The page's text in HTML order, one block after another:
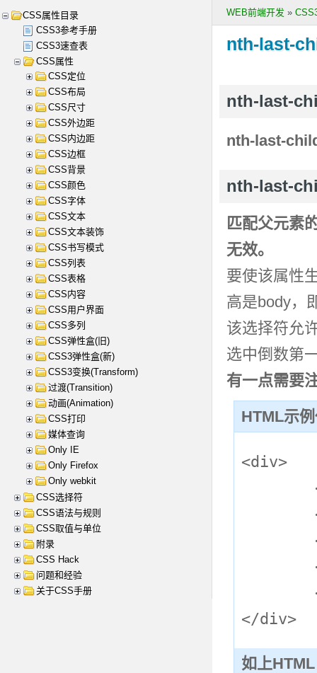
WEB前端开发 »
nth-last-
nth-last-
nth-last-
nth-last-
匹配父元素
无效。
要使该属性
高是body，
该选择符允
选中倒数第
有一点需要
HTML示
<div>
</div>
如上
CSS属性目录
CSS3参考手册
CSS3速查表
CSS属性
CSS定位
CSS布局
CSS尺寸
CSS外边距
CSS内边距
CSS边框
CSS背景
CSS颜色
CSS字体
CSS文本
CSS文本装饰
CSS书写模式
CSS列表
CSS表格
CSS内容
CSS用户界面
CSS多列
CSS弹性盒(旧)
CSS3弹性盒(新)
CSS3变换(Transform)
过渡(Transition)
动画(Animation)
CSS打印
媒体查询
Only IE
Only Firefox
Only webkit
CSS选择符
CSS语法与规则
CSS取值与单位
附录
CSS Hack
问题和经验
关于CSS手册